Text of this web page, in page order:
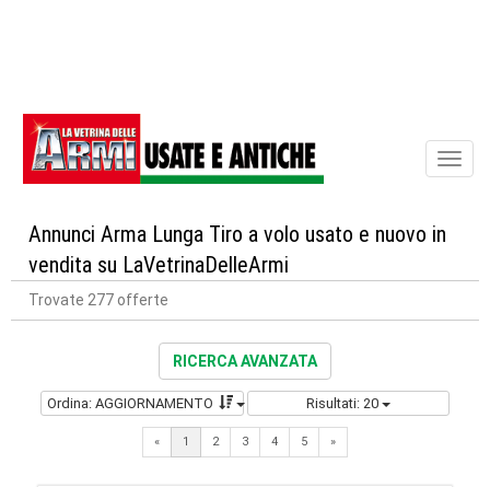
Annunci Arma Lunga Tiro a volo usato e nuovo in
vendita su LaVetrinaDelleArmi
Trovate 277 offerte
RICERCA AVANZATA
Ordina: AGGIORNAMENTO Risultati: 20
« 1 2 3 4 5 »Next